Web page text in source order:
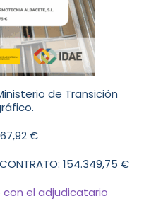
de Transición
€
154.349,75 €
el adjudicatario